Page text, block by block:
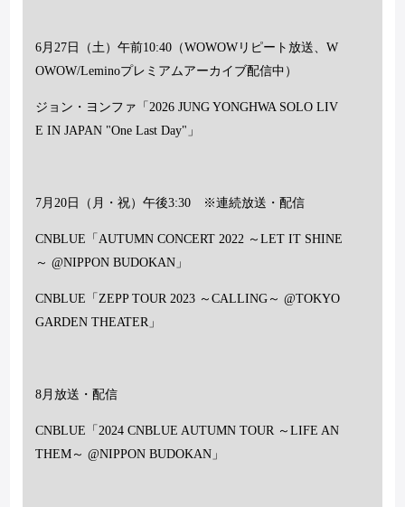
6月27 日（土）午前10:40 （WOWOW リピート放送、W
OWOW/Leminoプレミアムアーカイブ配信中）
ジョン・ヨンファ「2026 JUNG YONGHWA SOLO LIV
E IN JAPAN "One Last Day"」
7月20 日（月・祝）午後3:30 ※連続放送・配信
CNBLUE 「AUTUMN CONCERT 2022 ～LET IT SHINE
～ @NIPPON BUDOKAN 」
CNBLUE 「ZEPP TOUR 2023 ～CALLING ～ @TOKYO
GARDEN THEATER」
8月放送・配信
CNBLUE 「2024 CNBLUE AUTUMN TOUR ～LIFE AN
THEM ～ @NIPPON BUDOKAN 」